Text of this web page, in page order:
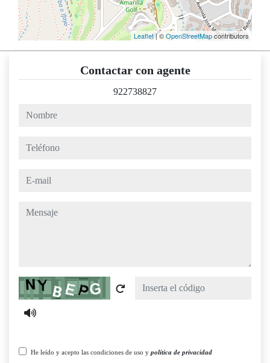
Leaflet| ©OpenStreetMapcontributors
Contactar con agente
922738827
nombre
teléfono
e-mail
mensaje
Captcha
He leído y acepto las condiciones de uso y política de privacidad